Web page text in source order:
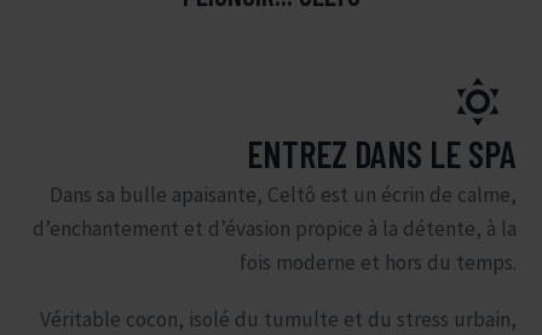


ENTREZ DANS LE SPA
Dans sa bulle apaisante, Celtô est un écrin de calme,
d’enchantement et d’évasion propice à la détente, à la
fois moderne et hors du temps.
Véritable cocon, isolé du tumulte et du stress urbain,